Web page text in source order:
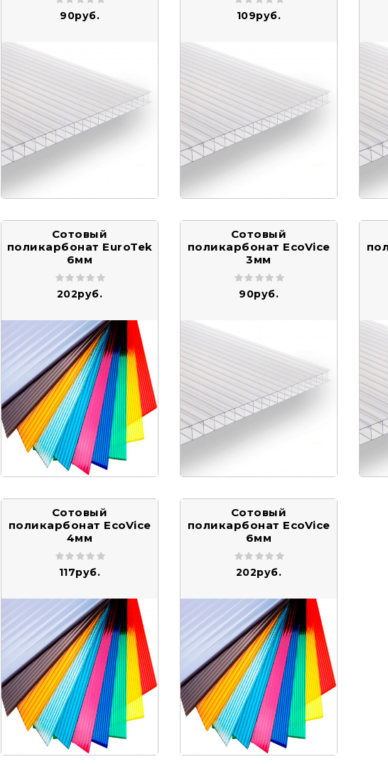
90руб. 109руб.
Сотовый
поликарбонат EuroTek
6мм
202руб.
Сотовый
поликарбонат EcoVice
3мм
90руб.
Сотовый
поликарбонат EcoVice
4мм
117руб.
Сотовый
поликарбонат EcoVice
6мм
202руб.